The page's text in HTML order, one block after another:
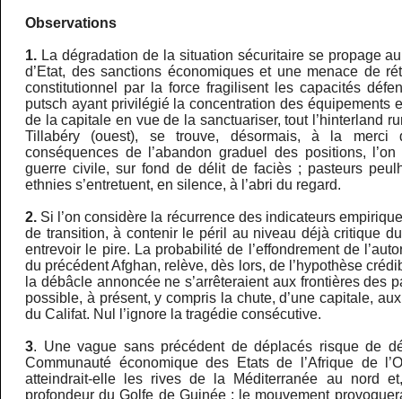
Observations
1. La dégradation de la situation sécuritaire se propage
d’Etat, des sanctions économiques et une menace de
constitutionnel par la force fragilisent les capacités
putsch ayant privilégié la concentration des équipements
de la capitale en vue de la sanctuariser, tout l’hinterland
Tillabéry (ouest), se trouve, désormais, à la merci
conséquences de l’abandon graduel des positions,
guerre civile, sur fond de délit de faciès ; pasteurs
ethnies s’entretuent, en silence, à l’abri du regard.
2. Si l’on considère la récurrence des indicateurs
de transition, à contenir le péril au niveau déjà critique
entrevoir le pire. La probabilité de l’effondrement de
du précédent Afghan, relève, dès lors, de l’hypothèse
la débâcle annoncée ne s’arrêteraient aux frontières des
possible, à présent, y compris la chute, d’une capitale,
du Califat. Nul l’ignore la tragédie consécutive.
3. Une vague sans précédent de déplacés risque de
Communauté économique des Etats de l’Afrique de
atteindrait-elle les rives de la Méditerranée au nord
profondeur du Golfe de Guinée ; le mouvement